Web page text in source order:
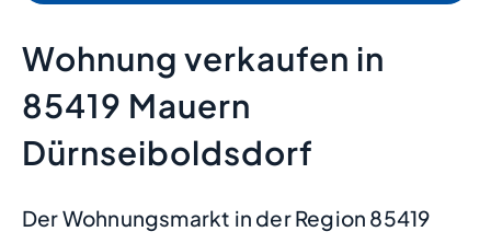
Wohnung verkaufen in
85419 Mauern
Dürnseiboldsdorf
Der Wohnungsmarkt in der Region 85419